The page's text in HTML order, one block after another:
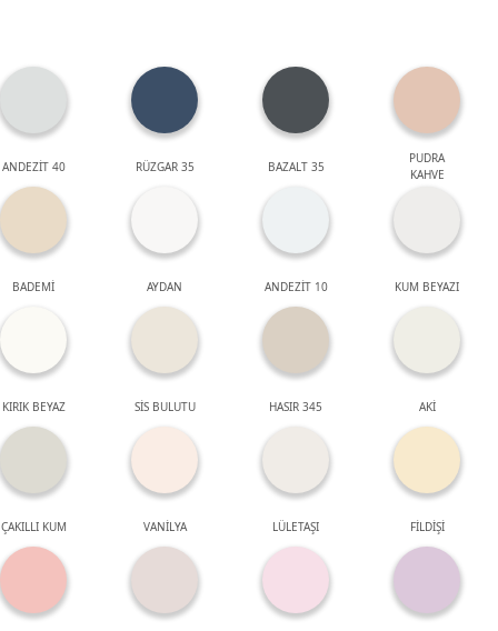
ANDEZİT 40 RÜZGAR 35 BAZALT 35
PUDRA
KAHVE
BADEMİ AYDAN ANDEZİT 10 KUM BEYAZI
KIRIK BEYAZ SİS BULUTU HASIR 345 AKİ
ÇAKILLI KUM VANİLYA LÜLETAŞI FİLDİŞİ